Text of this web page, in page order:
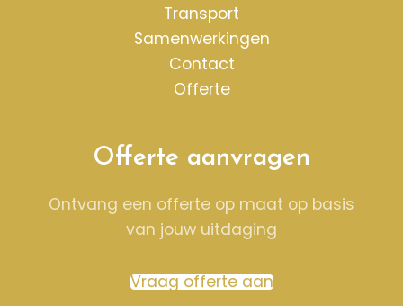
Transport
Samenwerkingen
Contact
Offerte
Offerte aanvragen
Ontvang een offerte op maat op basis
van jouw uitdaging
Vraag offerte aan